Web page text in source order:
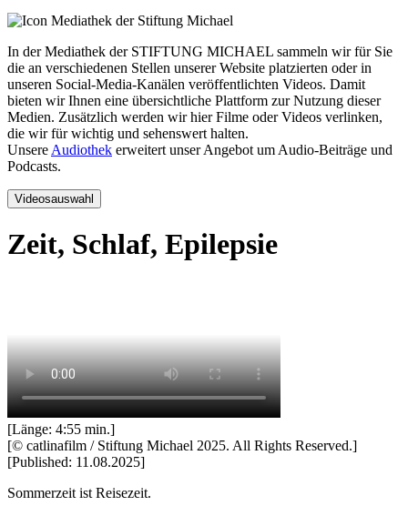
In der Mediathek der STIFTUNG MICHAEL sammeln wir für Sie
die an verschiedenen Stellen unserer Website platzierten oder in
unseren Social-Media-Kanälen veröffentlichten Videos. Damit
bieten wir Ihnen eine übersichtliche Plattform zur Nutzung dieser
Medien. Zusätzlich werden wir hier Filme oder Videos verlinken,
die wir für wichtig und sehenswert halten.
Unsere Audiothek erweitert unser Angebot um Audio-Beiträge und
Podcasts.
Videosauswahl
Zeit, Schlaf, Epilepsie
[Länge: 4:55 min.]
[© catlinafilm / Stiftung Michael 2025. All Rights Reserved.]
[Published: 11.08.2025]
Sommerzeit ist Reisezeit.